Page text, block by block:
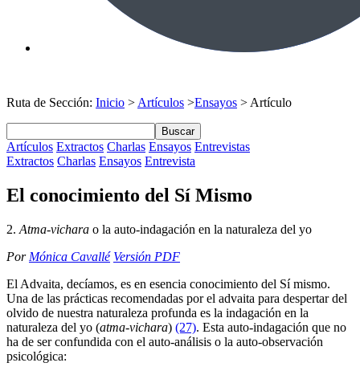
Ruta de Sección: Inicio > Artículos >Ensayos > Artículo
Buscar
Artículos Extractos Charlas Ensayos Entrevistas
Extractos Charlas Ensayos Entrevista
El conocimiento del Sí Mismo
2. Atma-vichara o la auto-indagación en la naturaleza del yo
Por Mónica Cavallé Versión PDF
El Advaita, decíamos, es en esencia conocimiento del Sí mismo.
Una de las prácticas recomendadas por el advaita para despertar del
olvido de nuestra naturaleza profunda es la indagación en la
naturaleza del yo (atma-vichara) (27). Esta auto-indagación que no
ha de ser confundida con el auto-análisis o la auto-observación
psicológica: